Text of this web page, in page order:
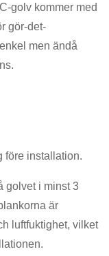
golv kommer med
gör-det-
men ändå
före installation.
golvet i minst 3
är
luftfuktighet, vilket